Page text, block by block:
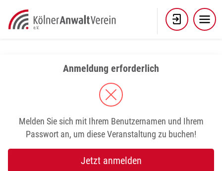
content
Anmeldung erforderlich
Melden Sie sich mit Ihrem Benutzernamen und Ihrem
Passwort an, um diese Veranstaltung zu buchen!
Jetzt anmelden